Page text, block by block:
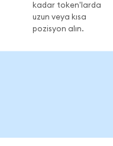
kadar token'larda
uzun veya kısa
pozisyon alın.